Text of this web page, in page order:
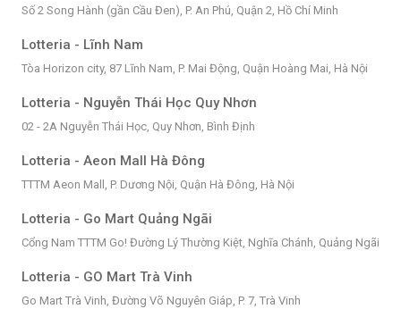
Số 2 Song Hành (gần Cầu Đen), P. An Phú, Quận 2, Hồ Chí Minh
Lotteria - Lĩnh Nam
Tòa Horizon city, 87 Lĩnh Nam, P. Mai Động, Quận Hoàng Mai, Hà Nội
Lotteria - Nguyễn Thái Học Quy Nhơn
02 - 2A Nguyễn Thái Học, Quy Nhơn, Bình Định
Lotteria - Aeon Mall Hà Đông
TTTM Aeon Mall, P. Dương Nội, Quận Hà Đông, Hà Nội
Lotteria - Go Mart Quảng Ngãi
Cổng Nam TTTM Go! Đường Lý Thường Kiệt, Nghĩa Chánh, Quảng Ngãi
Lotteria - GO Mart Trà Vinh
Go Mart Trà Vinh, Đường Võ Nguyên Giáp, P. 7, Trà Vinh